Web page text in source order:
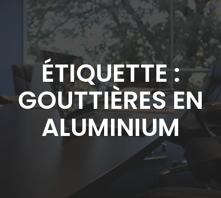
ÉTIQUETTE :
GOUTTIÈRES EN
ALUMINIUM